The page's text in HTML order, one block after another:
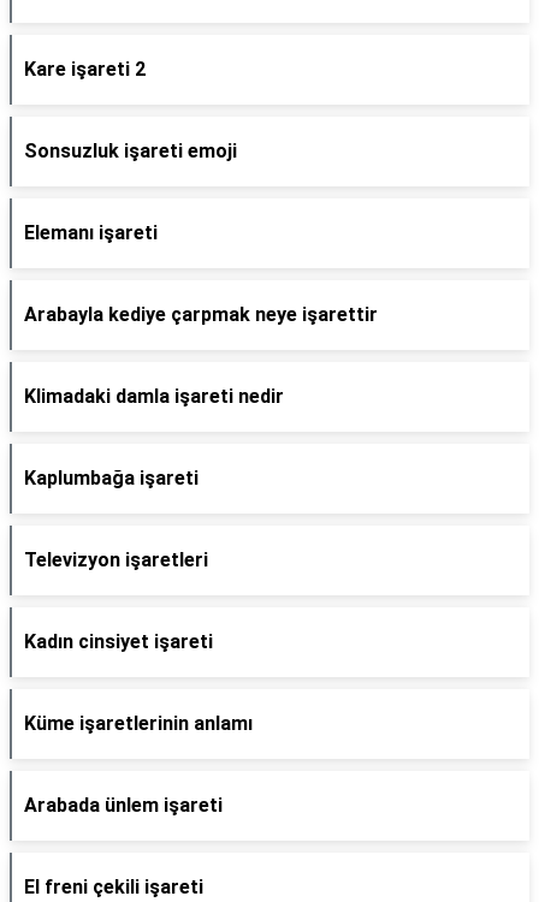
Kare işareti 2
Sonsuzluk işareti emoji
Elemanı işareti
Arabayla kediye çarpmak neye işarettir
Klimadaki damla işareti nedir
Kaplumbağa işareti
Televizyon işaretleri
Kadın cinsiyet işareti
Küme işaretlerinin anlamı
Arabada ünlem işareti
El freni çekili işareti